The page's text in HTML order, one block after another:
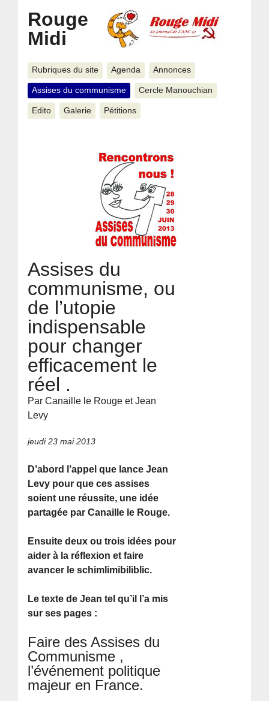
Rouge
Midi
Rubriques du site Agenda Annonces
Assises du communisme Cercle Manouchian
Edito Galerie Pétitions
Assises du
communisme, ou
de l’utopie
indispensable
pour changer
efficacement le
réel .
Par Canaille le Rouge et Jean
Levy
jeudi 23 mai 2013
D’abord l’appel que lance Jean
Levy pour que ces assises
soient une réussite, une idée
partagée par Canaille le Rouge.
Ensuite deux ou trois idées pour
aider à la réflexion et faire
avancer le schimlimibiliblic.
Le texte de Jean tel qu’il l’a mis
sur ses pages :
Faire des Assises du
Communisme ,
l’événement politique
majeur en France.